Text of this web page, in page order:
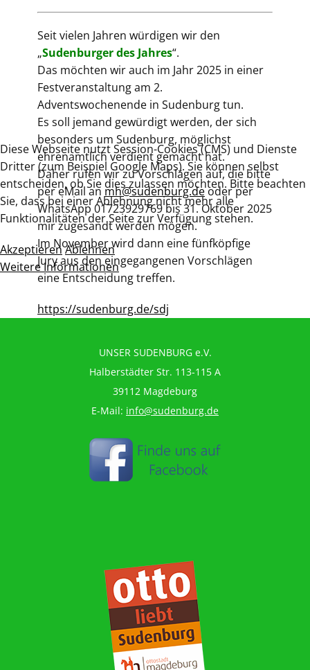
Seit vielen Jahren würdigen wir den
„Sudenburger des Jahres“.
Das möchten wir auch im Jahr 2025 in einer
Festveranstaltung am 2.
Adventswochenende in Sudenburg tun.
Es soll jemand gewürdigt werden, der sich
besonders um Sudenburg, möglichst
ehrenamtlich verdient gemacht hat.
Daher rufen wir zu Vorschlägen auf, die bitte
per eMail an mh@sudenburg.deoder per
WhatsApp 01723929769 bis 31. Oktober 2025
mir zugesandt werden mögen.
Im November wird dann eine fünfköpfige
Jury aus den eingegangenen Vorschlägen
eine Entscheidung treffen.
https://sudenburg.de/sdj
UNSER SUDENBURG e.V.
Halberstädter Str. 113-115 A
39112 Magdeburg
E-Mail: info@sudenburg.de
Diese Webseite nutzt Session-Cookies (CMS) und Dienste
Dritter (zum Beispiel Google Maps). Sie können selbst
entscheiden, ob Sie dies zulassen möchten. Bitte beachten
Sie, dass bei einer Ablehnung nicht mehr alle
Funktionalitäten der Seite zur Verfügung stehen.
Akzeptieren Ablehnen
Weitere Informationen